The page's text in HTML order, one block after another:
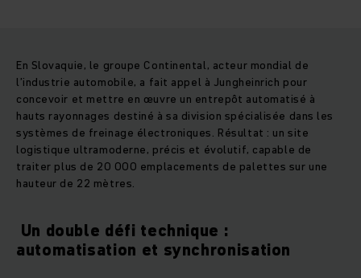
En Slovaquie, le groupe Continental, acteur mondial de
l’industrie automobile, a fait appel à Jungheinrich pour
concevoir et mettre en œuvre un entrepôt automatisé à
hauts rayonnages destiné à sa division spécialisée dans les
systèmes de freinage électroniques. Résultat : un site
logistique ultramoderne, précis et évolutif, capable de
traiter plus de 20 000 emplacements de palettes sur une
hauteur de 22 mètres.
Un double défi technique :
automatisation et synchronisation